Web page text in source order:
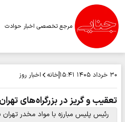
مرجع تخصصی اخبار حوادث
۳۰ خرداد ۱۴۰۵ ۱۵:۴۱ خانه اخبار روز
تعقیب و گریز در بزرگراه‌های
رئیس پلیس مبارزه با مواد مخدر تهران